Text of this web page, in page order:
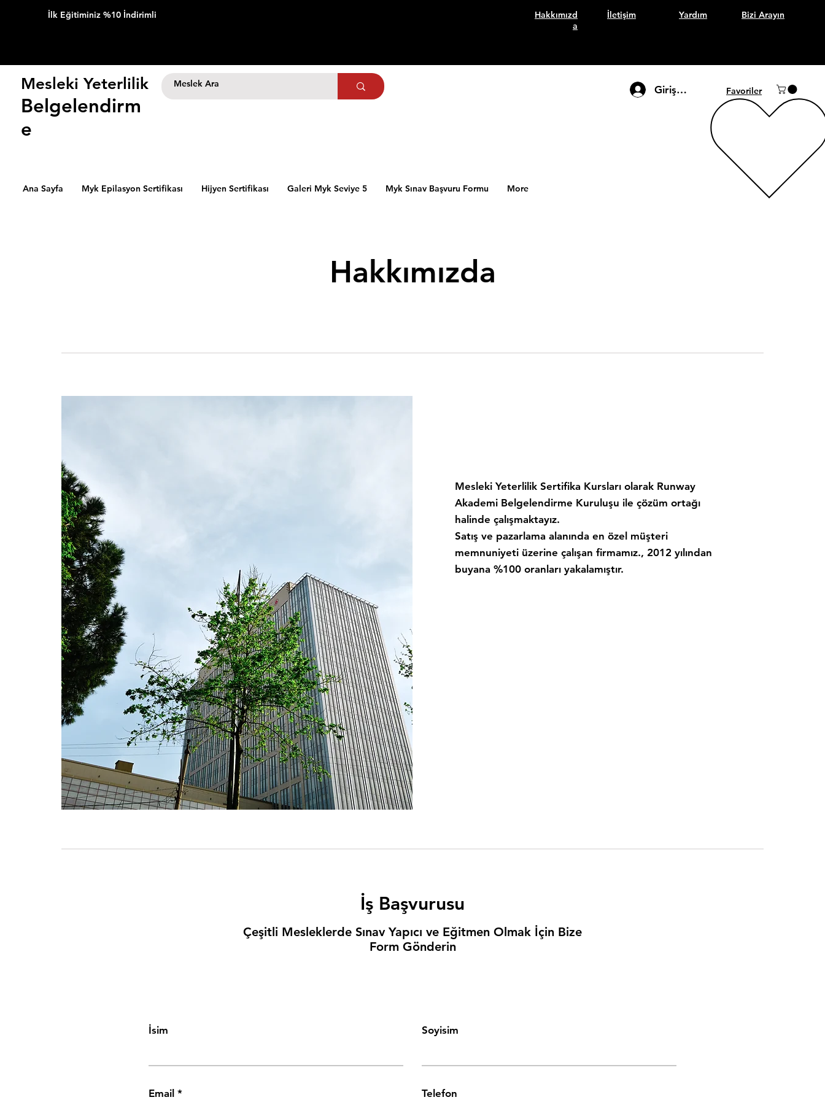
İlk Eğitiminiz %10 İndirimli
Hakkımızd
a
İletişim Yardım Bizi Arayın
Mesleki Yeterlilik
Belgelendirm
e
Giriş Yap Favoriler
Ana Sayfa Myk Epilasyon Sertifikası Hijyen Sertifikası Galeri Myk Seviye 5 Myk Sınav Başvuru Formu More
Hakkımızda
Mesleki Yeterlilik Sertifika Kursları olarak Runway
Akademi Belgelendirme Kuruluşu ile çözüm ortağı
halinde çalışmaktayız.
Satış ve pazarlama alanında en özel müşteri
memnuniyeti üzerine çalışan firmamız., 2012 yılından
buyana %100 oranları yakalamıştır.
İş Başvurusu
Çeşitli Mesleklerde Sınav Yapıcı ve Eğitmen Olmak İçin Bize
Form Gönderin
İsim Soyisim
Email Telefon